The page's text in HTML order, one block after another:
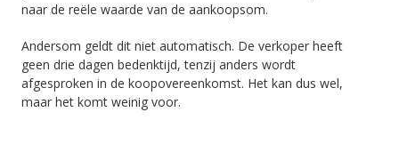
naar de reële waarde van de aankoopsom.
Andersom geldt dit niet automatisch. De verkoper heeft
geen drie dagen bedenktijd, tenzij anders wordt
afgesproken in de koopovereenkomst. Het kan dus wel,
maar het komt weinig voor.